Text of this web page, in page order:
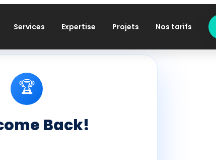
Services Expertise Projets Nos tarifs